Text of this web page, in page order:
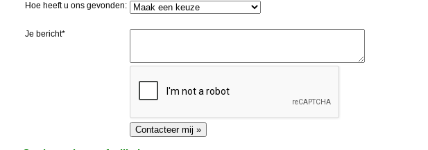
Hoe heeft u ons gevonden:
Je bericht*